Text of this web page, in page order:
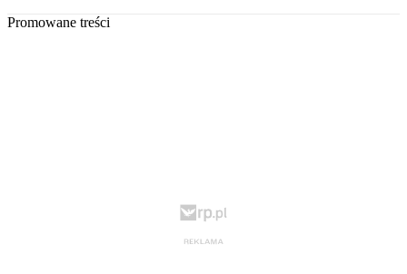
Promowane treści